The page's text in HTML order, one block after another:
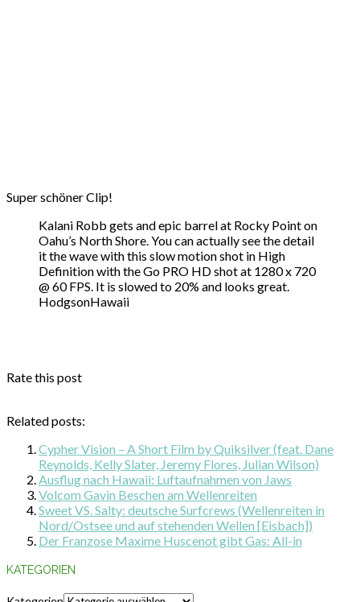
Super schöner Clip!
Kalani Robb gets and epic barrel at Rocky Point on
Oahu’s North Shore. You can actually see the detail
it the wave with this slow motion shot in High
Definition with the Go PRO HD shot at 1280 x 720
@ 60 FPS. It is slowed to 20% and looks great.
HodgsonHawaii
Rate this post
Related posts:
Cypher Vision – A Short Film by Quiksilver (feat. Dane
Reynolds, Kelly Slater, Jeremy Flores, Julian Wilson)
Ausflug nach Hawaii: Luftaufnahmen von Jaws
Volcom Gavin Beschen am Wellenreiten
Sweet VS. Salty: deutsche Surfcrews (Wellenreiten in
Nord/Ostsee und auf stehenden Wellen [Eisbach])
Der Franzose Maxime Huscenot gibt Gas: All-in
KATEGORIEN